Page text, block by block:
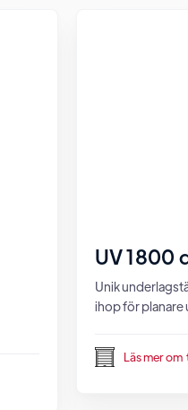
UV 1800
Unik
ihop för planare
Läs mer om